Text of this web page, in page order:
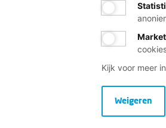
Kijk voor meer
Weigeren